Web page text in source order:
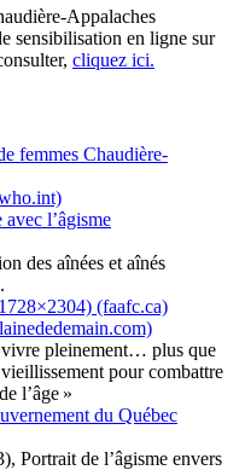
Appalaches
sensibilisation en ligne sur
cliquez ici.
femmes Chaudière-
l’âgisme
des aînées et aînés
(faafc.ca)
pleinement… plus que
pour combattre
l’âge »
du Québec
Portrait de l’âgisme envers